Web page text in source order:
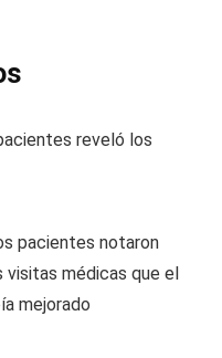
reveló los
pacientes notaron
médicas que el
mejorado